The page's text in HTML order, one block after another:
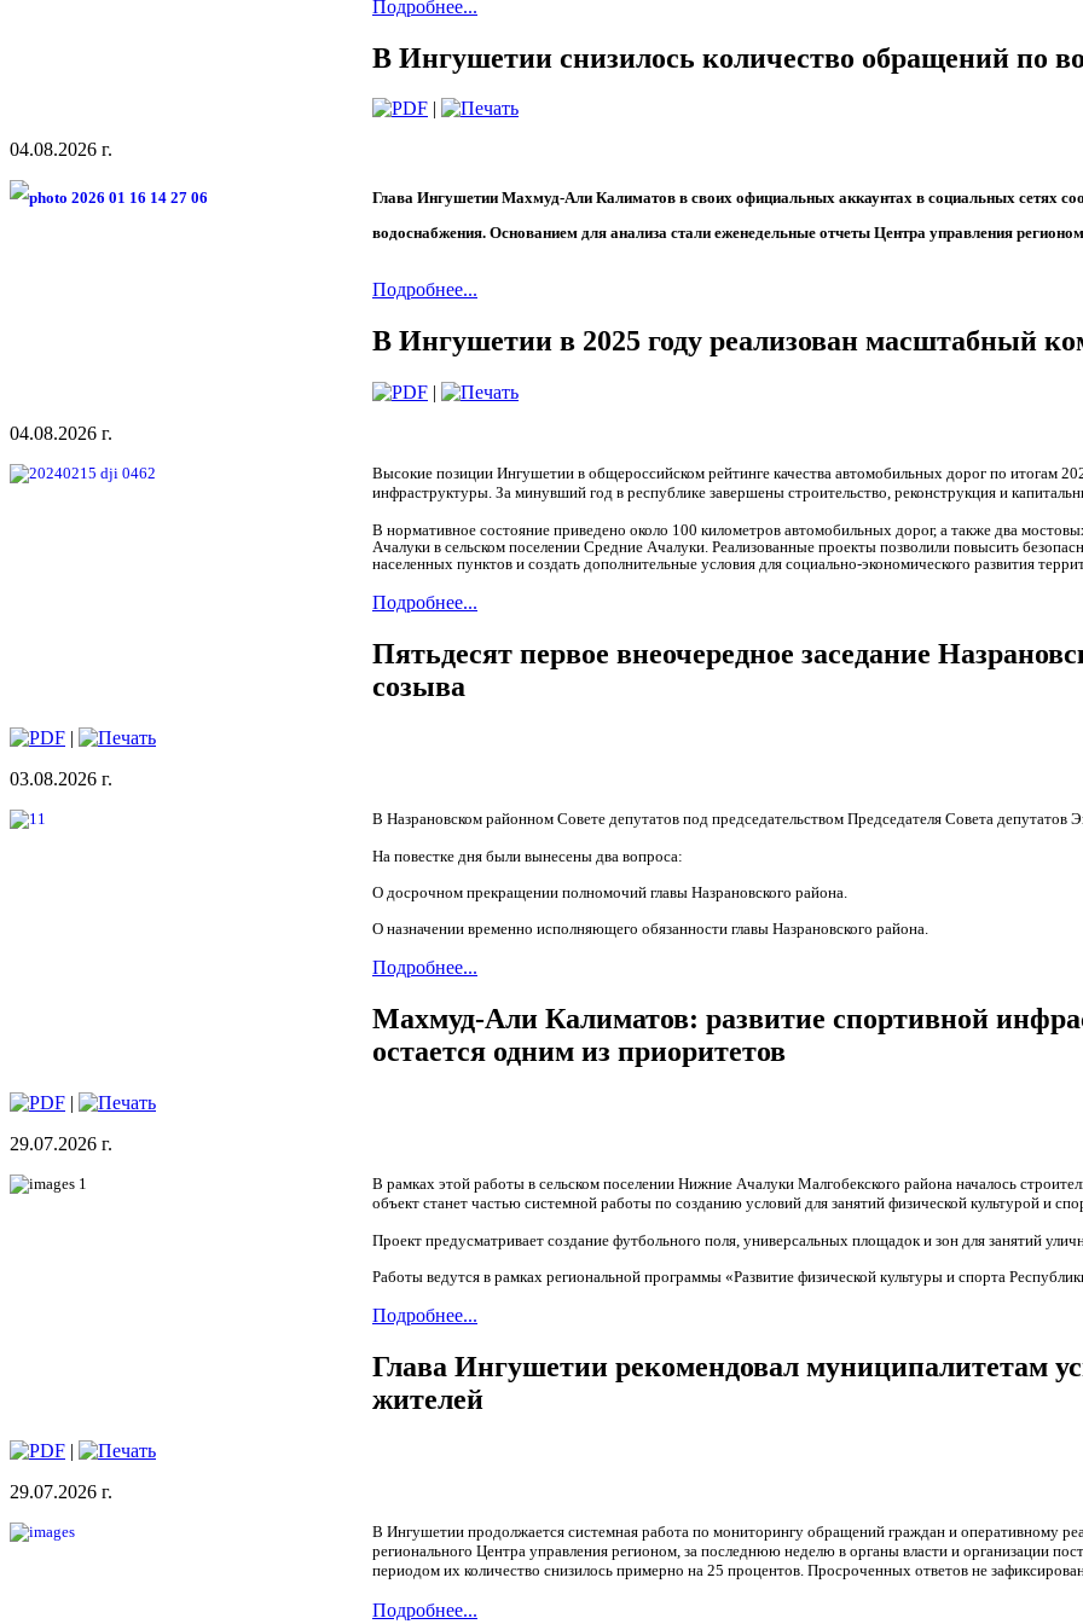
Подробнее...
В Ингушетии снизилось количество обращений по
|
04.08.2026 г.
Глава Ингушетии Махмуд-Али Калиматов в своих официальных аккаунтах в социальных сетях
водоснабжения. Основанием для анализа стали еженедельные отчеты Центра управления
Подробнее...
В Ингушетии в 2025 году реализован масштабный
|
04.08.2026 г.
Высокие позиции Ингушетии в общероссийском рейтинге качества автомобильных дорог по итогам
инфраструктуры. За минувший год в республике завершены строительство, реконструкция и
В нормативное состояние приведено около 100 километров автомобильных дорог, а также два
Ачалуки в сельском поселении Средние Ачалуки. Реализованные проекты позволили повысить
населенных пунктов и создать дополнительные условия для социально-экономического развития
Подробнее...
Пятьдесят первое внеочередное заседание
созыва
|
03.08.2026 г.
В Назрановском районном Совете депутатов под председательством Председателя Совета депутатов
На повестке дня были вынесены два вопроса:
О досрочном прекращении полномочий главы Назрановского района.
О назначении временно исполняющего обязанности главы Назрановского района.
Подробнее...
Махмуд-Али Калиматов: развитие спортивной
остается одним из приоритетов
|
29.07.2026 г.
В рамках этой работы в сельском поселении Нижние Ачалуки Малгобекского района началось
объект станет частью системной работы по созданию условий для занятий физической культурой и
Проект предусматривает создание футбольного поля, универсальных площадок и зон для занятий
Работы ведутся в рамках региональной программы «Развитие физической культуры и спорта
Подробнее...
Глава Ингушетии рекомендовал муниципалитетам
жителей
|
29.07.2026 г.
В Ингушетии продолжается системная работа по мониторингу обращений граждан и оперативному
регионального Центра управления регионом, за последнюю неделю в органы власти и организации
периодом их количество снизилось примерно на 25 процентов. Просроченных ответов не
Подробнее...